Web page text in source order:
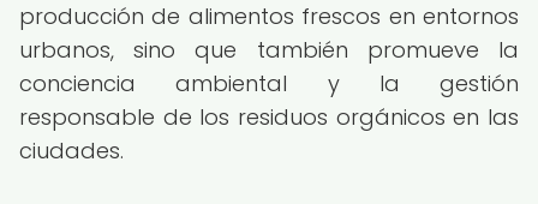
producción de alimentos frescos en entornos
urbanos, sino que también promueve la
conciencia ambiental y la gestión
responsable de los residuos orgánicos en las
ciudades.